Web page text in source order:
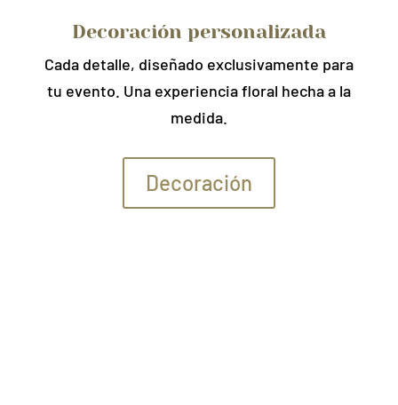
Decoración personalizada
Cada detalle, diseñado exclusivamente para
tu evento. Una experiencia floral hecha a la
medida.
Decoración